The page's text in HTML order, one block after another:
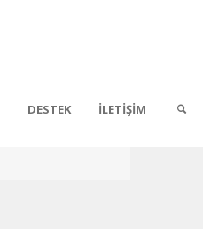
DESTEK İLETİŞİM